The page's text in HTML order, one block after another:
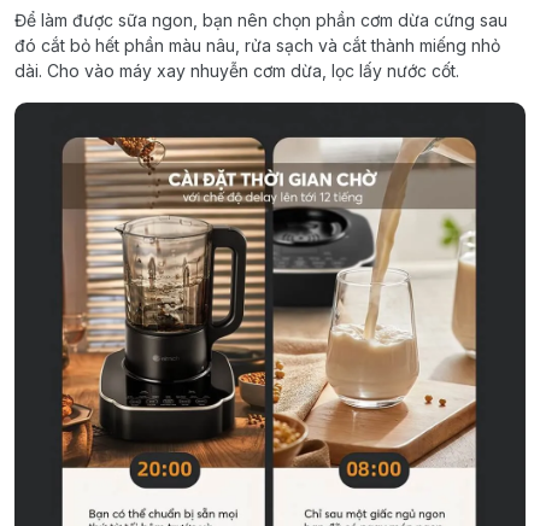
Để làm được sữa ngon, bạn nên chọn phần cơm dừa cứng sau
đó cắt bỏ hết phần màu nâu, rửa sạch và cắt thành miếng nhỏ
dài. Cho vào máy xay nhuyễn cơm dừa, lọc lấy nước cốt.